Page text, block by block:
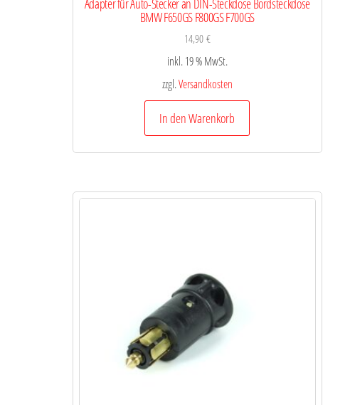
BMW F650GS F800GS F700GS
14,90€
inkl. 19 % MwSt.
zzgl.Versandkosten
In den Warenkorb